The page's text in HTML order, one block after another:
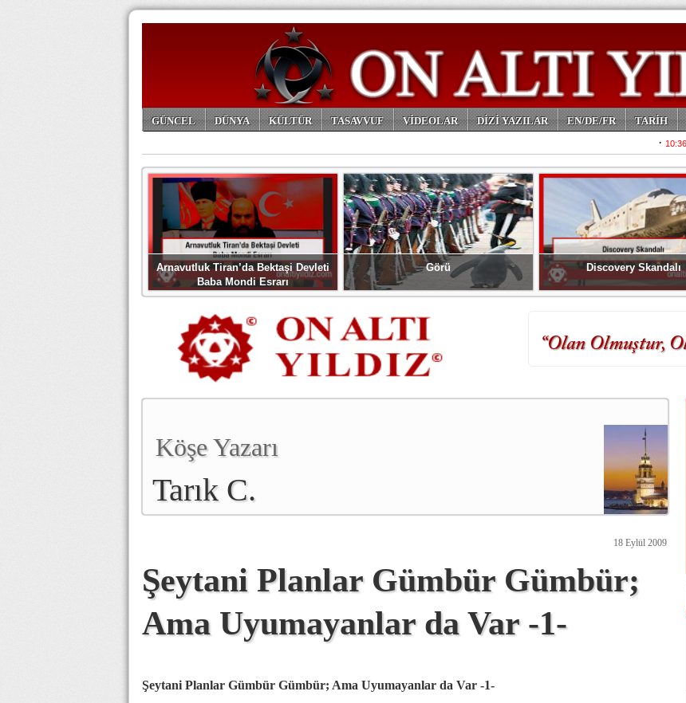
GÜNCEL DÜNYA KÜLTÜR TASAVVUF VİDEOLAR DİZİ YAZILAR EN/DE/FR TARİH
Arnavutluk Tiran’da Bektaşi Devleti
Baba Mondi Esrarı
Görü Discovery Skandalı
Köşe Yazarı
Tarık C.
18 Eylül 2009
Şeytani Planlar Gümbür Gümbür;
Ama Uyumayanlar da Var -1-
Şeytani Planlar Gümbür Gümbür; Ama Uyumayanlar da Var -1-